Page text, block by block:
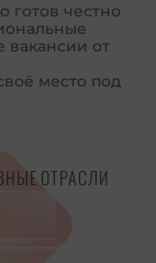
готов честно
вакансии от
место под
ОТРАСЛИ